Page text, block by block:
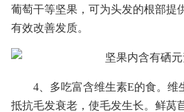
葡萄干等坚果，可为头发的根部提
有效改善发质。
4、多吃富含维生素E的食。维
抵抗毛发衰老，使毛发生长。鲜莴